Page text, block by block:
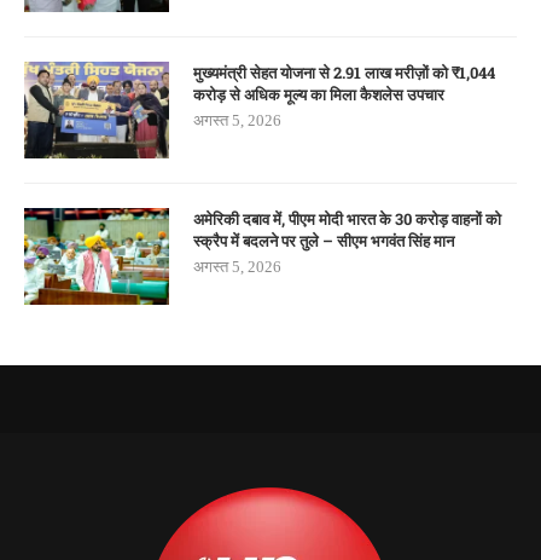
मुख्यमंत्री सेहत योजना से 2.91 लाख मरीज़ों को ₹1,044
करोड़ से अधिक मूल्य का मिला कैशलेस उपचार
अगस्त 5, 2026
अमेरिकी दबाव में, पीएम मोदी भारत के 30 करोड़ वाहनों को
स्क्रैप में बदलने पर तुले – सीएम भगवंत सिंह मान
अगस्त 5, 2026